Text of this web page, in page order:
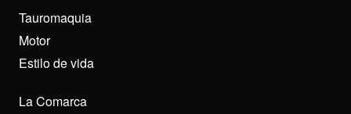
Tauromaquia
Motor
Estilo de vida
La Comarca